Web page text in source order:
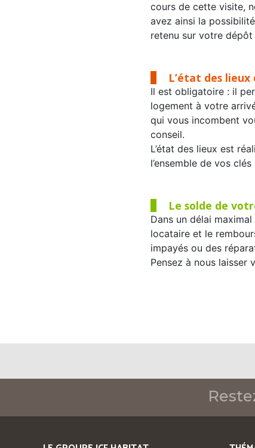
cours de cette visite,
avez ainsi la
retenu sur votre dépôt
L’état des
Il est obligatoire : il
logement à votre
qui vous incombent
conseil.
L’état des lieux est
l’ensemble de vos
Le solde de
Dans un délai
locataire et le
impayés ou des
Pensez à nous laisser